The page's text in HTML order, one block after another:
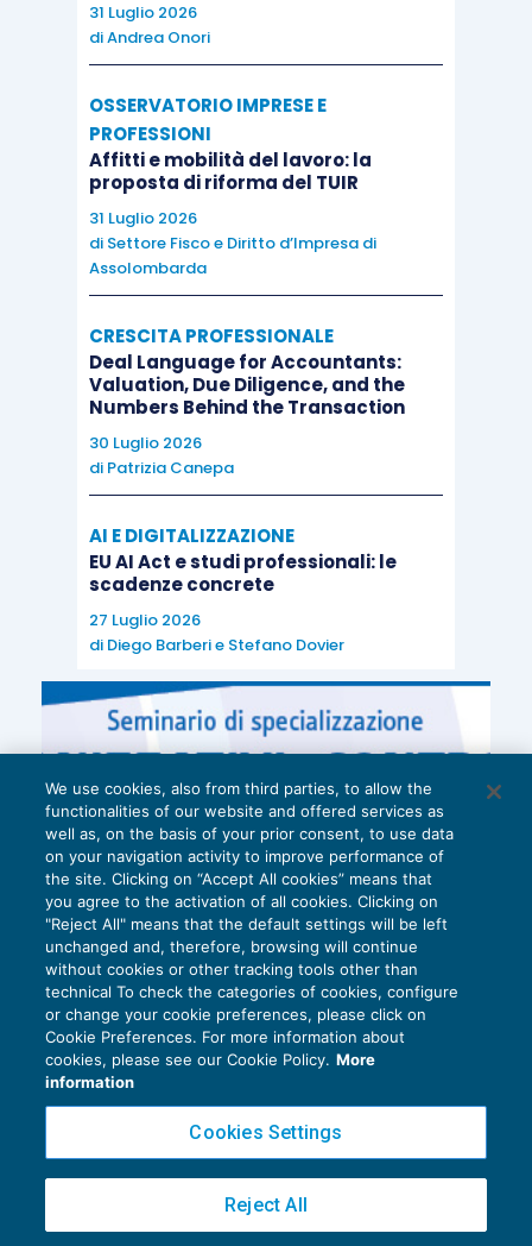
31 Luglio 2026
diAndrea Onori
OSSERVATORIO IMPRESE E
PROFESSIONI
Affitti e mobilità del lavoro: la
proposta di riforma del TUIR
31 Luglio 2026
di Settore Fisco e Diritto d’Impresa di
Assolombarda
CRESCITA PROFESSIONALE
Deal Language for Accountants:
Valuation, Due Diligence, and the
Numbers Behind the Transaction
30 Luglio 2026
di Patrizia Canepa
AI E DIGITALIZZAZIONE
EU AI Act e studi professionali: le
scadenze concrete
27 Luglio 2026
di Diego Barberie Stefano Dovier
Privacy Policy
Cookie Policy
Copyright 2016 ©Gruppo Euroconference S.p.A.v2.32.2
Piazza Luigi Einaudi, 10N01 - 20124 Milano - info@ecnews.it
We use cookies, also from third parties, to allow the
functionalities of our website and offered services as
well as, on the basis of your prior consent, to use data
on your navigation activity to improve performance of
the site. Clicking on “Accept All cookies” means that
you agree to the activation of all cookies. Clicking on
"Reject All" means that the default settings will be left
unchanged and, therefore, browsing will continue
without cookies or other tracking tools other than
technical To check the categories of cookies, configure
or change your cookie preferences, please click on
Cookie Preferences. For more information about
cookies, please see our Cookie Policy. More
information
Cookies Settings
Reject All